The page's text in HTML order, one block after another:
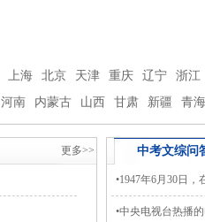
上海 北京 天津 重庆 辽宁
浙江
河南 内蒙古 山西 甘肃 新疆 青
更多>> 中考文综问
•1947年6月30日，
•中央电视台热播